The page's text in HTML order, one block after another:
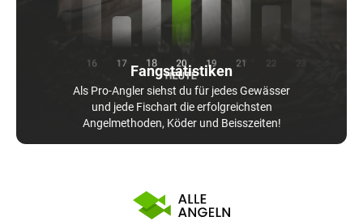
Fangstatistiken
Als Pro-Angler siehst du für jedes Gewässer
und jede Fischart die erfolgreichsten
Angelmethoden, Köder und Beisszeiten!